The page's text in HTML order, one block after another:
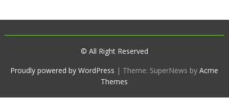
© All Right Reserved
Proudly powered by WordPress | Theme: SuperNews byAcme
Themes